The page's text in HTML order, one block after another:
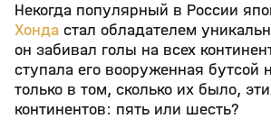
Некогда популярный в России
Хонда стал обладателем
он забивал голы на всех
ступала его вооруженная бутсой
только в том, сколько их было,
континентов: пять или шесть?